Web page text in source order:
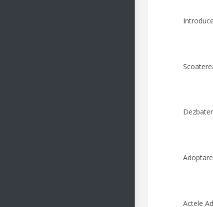
Actele